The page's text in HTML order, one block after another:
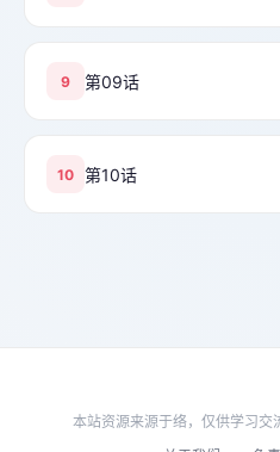
9 第09话
10 第10话
本站资源来源于络，仅供学习